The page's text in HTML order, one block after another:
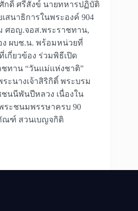
กดิ์ ศรีสังข์ นายทหารปฏิบัติ
สนาธิการในพระองค์ 904
ศอญ.จอส.พระราชทาน,
ผบช.น. พร้อมหน่วยที่
กี่ยวข้อง ร่วมพิธีเปิด
ทาน “วันแม่แห่งชาติ”
ะนางเจ้าสิริกิติ์ พระบรม
นนีพันปีหลวง เนื่องใน
ระชนมพรรษาครบ 90
ณฑ์ สวนเบญจกิติ